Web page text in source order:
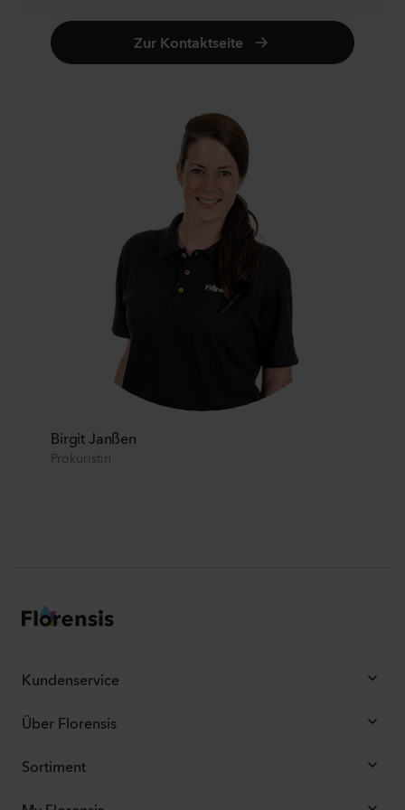
Zur Kontaktseite
Birgit Janßen
Prokuristin
Kundenservice
Über Florensis
Sortiment